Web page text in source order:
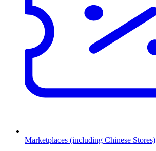
Marketplaces (including Chinese Stores)